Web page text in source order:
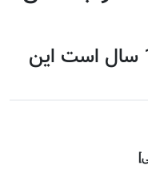
توجه: اگر سن شما زیر 18 سال است این